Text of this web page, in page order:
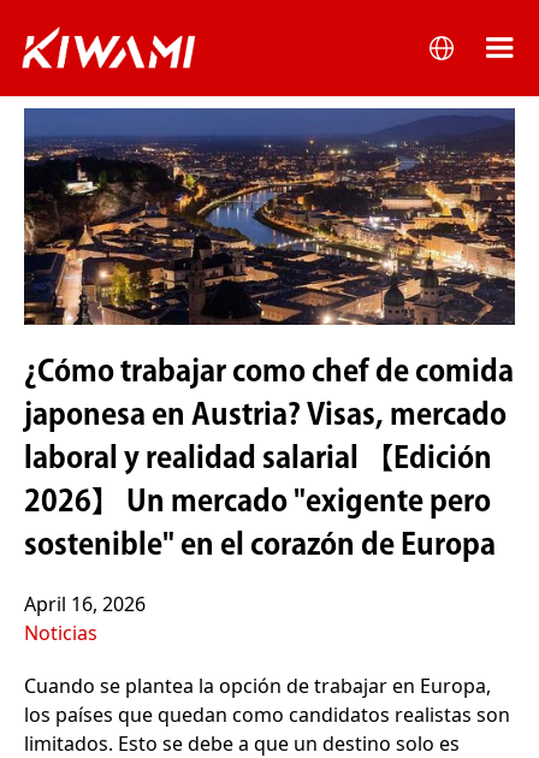
¿Cómo trabajar como chef de comida
japonesa en Austria? Visas, mercado
laboral y realidad salarial 【Edición
2026】 Un mercado "exigente pero
sostenible" en el corazón de Europa
April 16, 2026
Noticias
Cuando se plantea la opción de trabajar en Europa,
los países que quedan como candidatos realistas son
limitados. Esto se debe a que un destino solo es